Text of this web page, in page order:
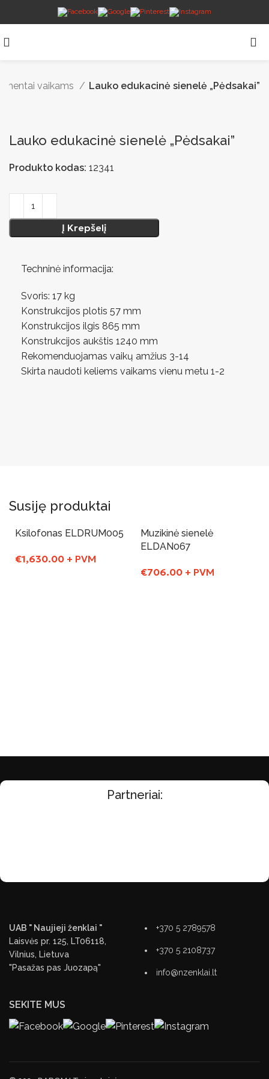
vaikams Lauko edukacinė sienelė „Pėdsakai”
Lauko edukacinė sienelė „Pėdsakai”
Produkto kodas: 12341
Į Krepšelį
Techninė informacija:
Svoris: 17 kg
Konstrukcijos plotis 57 mm
Konstrukcijos ilgis 865 mm
Konstrukcijos aukštis 1240 mm
Rekomenduojamas vaikų amžius 3-14
Skirta naudoti keliems vaikams vienu metu 1-2
Susiję produktai
Ksilofonas ELDRUM005
€1,630.00 + PVM
Muzikinė sienelė
ELDAN067
€706.00 + PVM
Partneriai:
UAB " Naujieji ženklai "
Laisvės pr. 125, LT06118,
Vilnius, Lietuva
"Pasažas pas Juozapą"
+370 5 2789578
+370 5 2108737
info@nzenklai.lt
SEKITE MUS